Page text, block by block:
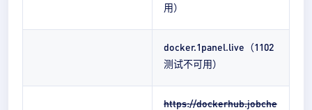
用）
docker.1panel.live（1102
测试不可用）
https://dockerhub.jobche